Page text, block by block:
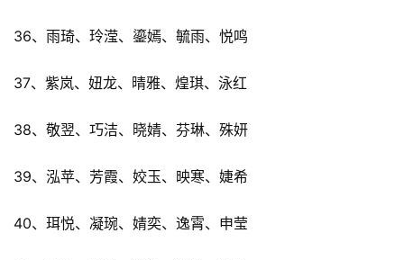
36、雨琦、玲滢、鎏嫣、毓雨、悦鸣
37、紫岚、妞龙、晴雅、煌琪、泳红
38、敬翌、巧洁、晓婧、芬琳、殊妍
39、泓苹、芳霞、姣玉、映寒、婕希
40、珥悦、凝琬、婧奕、逸霄、申莹